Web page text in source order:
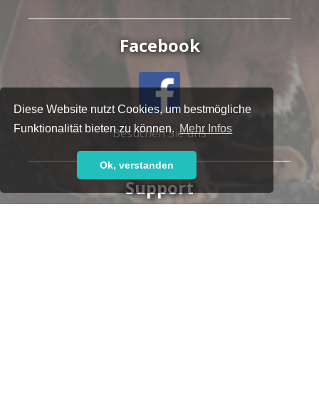
Diese Website nutzt Cookies, um bestmögliche
Funktionalität bieten zu können. Mehr Infos
Ok, verstanden
Facebook
Besuchen Sie uns
Support